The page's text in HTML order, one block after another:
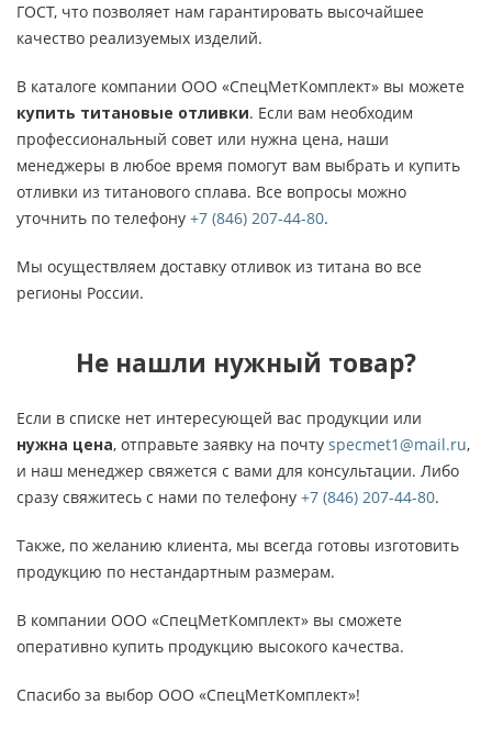
ГОСТ, что позволяет нам гарантировать высочайшее
качество реализуемых изделий.
В каталоге компании ООО «СпецМетКомплект» вы можете
купить титановые отливки. Если вам необходим
профессиональный совет или нужна цена, наши
менеджеры в любое время помогут вам выбрать и купить
отливки из титанового сплава. Все вопросы можно
уточнить по телефону +7 (846) 207-44-80.
Мы осуществляем доставку отливок из титана во все
регионы России.
Не нашли нужный товар?
Если в списке нет интересующей вас продукции или
нужна цена, отправьте заявку на почту specmet1@mail.ru,
и наш менеджер свяжется с вами для консультации. Либо
сразу свяжитесь с нами по телефону +7 (846) 207-44-80.
Также, по желанию клиента, мы всегда готовы изготовить
продукцию по нестандартным размерам.
В компании ООО «СпецМетКомплект» вы сможете
оперативно купить продукцию высокого качества.
Спасибо за выбор ООО «СпецМетКомплект»!